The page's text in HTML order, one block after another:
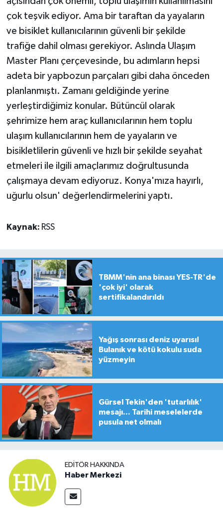
çok teşvik ediyor. Ama bir taraftan da yayaların
ve bisiklet kullanıcılarının güvenli bir şekilde
trafiğe dahil olması gerekiyor. Aslında Ulaşım
Master Planı çerçevesinde, bu adımların hepsi
adeta bir yapbozun parçaları gibi daha önceden
planlanmıştı. Zamanı geldiğinde yerine
yerleştirdiğimiz konular. Bütüncül olarak
şehrimize hem araç kullanıcılarının hem toplu
ulaşım kullanıcılarının hem de yayaların ve
bisikletlilerin güvenli ve hızlı bir şekilde seyahat
etmeleri ile ilgili amaçlarımız doğrultusunda
çalışmaya devam ediyoruz. Konya'mıza hayırlı,
uğurlu olsun' değerlendirmelerini yaptı.
Kaynak: RSS
TBMM'nin ana binası YES-TR'de
'çok iyi' olarak
sertifikalandırıldı
Yağış sonrası deniz uyarısı!
Bulanık ve kötü kokulu suda
yüzmeyin
Gürsel Tekin'den 'tutarlılık'
mesajı... Tarihi meselelerde
pusula net olmalı
EDITÖR HAKKINDA
Haber Merkezi